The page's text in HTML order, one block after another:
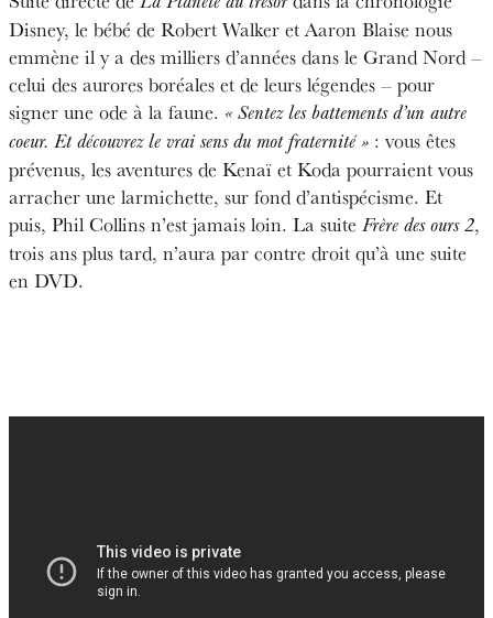
Disney, le bébé de Robert Walker et Aaron Blaise nous
emmène il y a des milliers d’années dans le Grand Nord –
celui des aurores boréales et de leurs légendes – pour
signer une ode à la faune. « Sentez les battements d’un autre
coeur. Et découvrez le vrai sens du mot fraternité » : vous êtes
prévenus, les aventures de Kenaï et Koda pourraient vous
arracher une larmichette, sur fond d’antispécisme. Et
puis, Phil Collins n’est jamais loin. La suite Frère des ours 2,
trois ans plus tard, n’aura par contre droit qu’à une suite
en DVD.